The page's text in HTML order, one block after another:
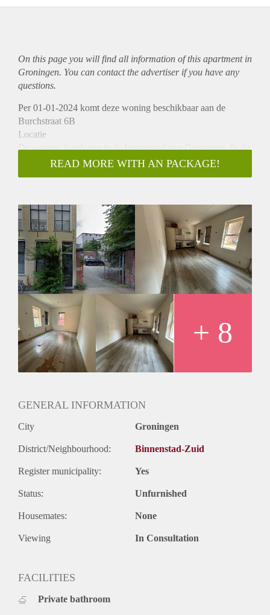
On this page you will find all information of this apartmentin
Groningen. You can contact the advertiser if you have any
questions.
Per 01-01-2024 komt deze woning beschikbaar aan de
Burchstraat 6B
Locatie
De woning is gelegen in de binnenstad van Groningen. In de
directe omgeving bevinden zich diverse winkels, restaurants,
cafés en sportscholen. De ringweg en andere belangrijke
De woning is circa 60 m2 en heeft een ruime woonkamer
met open keuken, twee slaapkamers en een badkamer.
Huurprijs
De huurprijs bedraagt €1.415,- inclusief een voorschot van
€115,- g/w/e (Voorschot €115,-)
READ MORE WITH AN PACKAGE!
+ 8
GENERAL INFORMATION
City Groningen
District/Neighbourhood: Binnenstad-Zuid
Register municipality: Yes
Status: Unfurnished
Housemates: None
Viewing In Consultation
FACILITIES
Private bathroom